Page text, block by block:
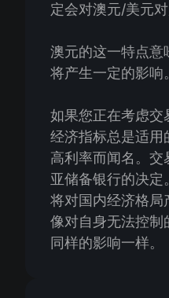
定会对澳元/美元对
澳元的这一特点意
将产生一定的影响。
如果您正在考虑交
经济指标总是适用
高利率而闻名。交
亚储备银行的决
将对国内经济格局
像对自身无法控制
同样的影响一样。